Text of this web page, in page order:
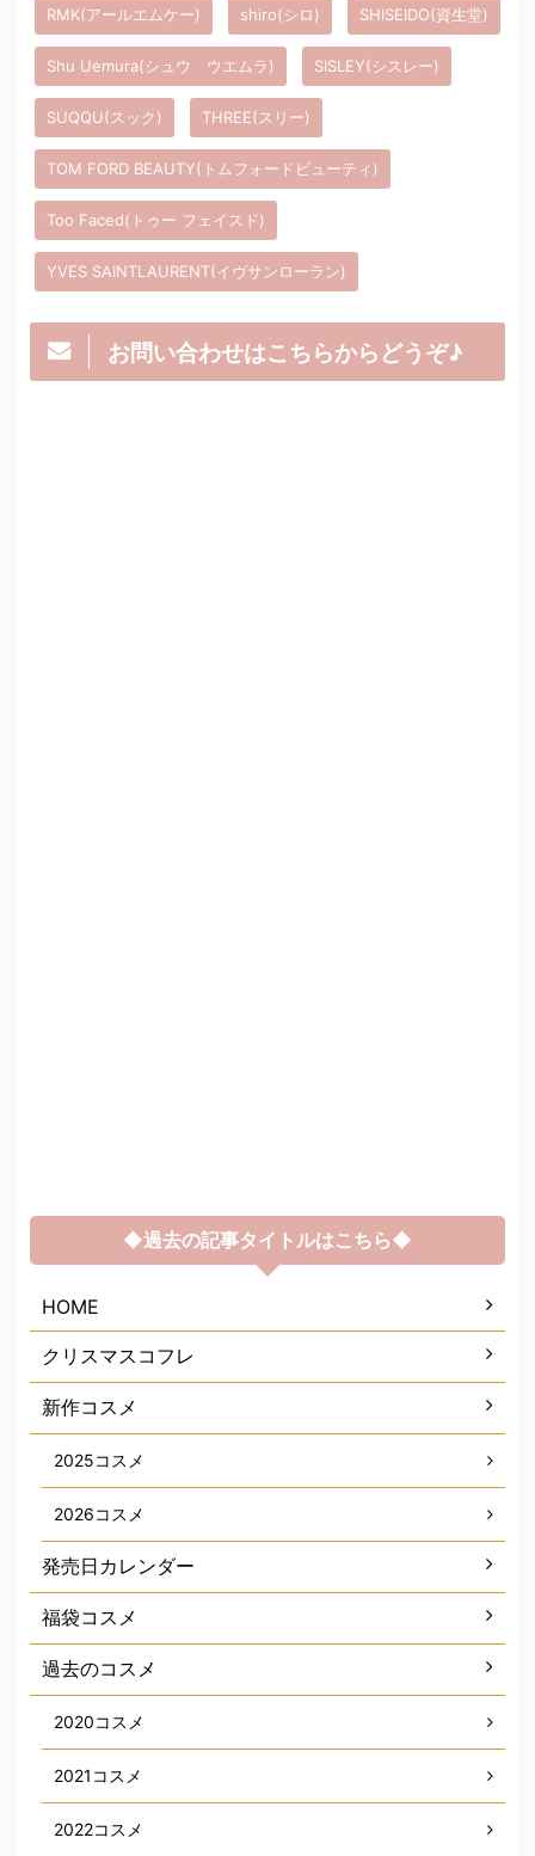
RMK(アールエムケー) shiro(シロ) SHISEIDO(資生堂)
Shu Uemura(シュウ ウエムラ) SISLEY(シスレー)
SUQQU(スック) THREE(スリー)
TOM FORD BEAUTY(トムフォードビューティ)
Too Faced(トゥー フェイスド)
YVES SAINTLAURENT(イヴサンローラン)
お問い合わせはこちらからどうぞ♪
◆過去の記事タイトルはこちら◆
HOME
クリスマスコフレ
新作コスメ
2025コスメ
2026コスメ
発売日カレンダー
福袋コスメ
過去のコスメ
2020コスメ
2021コスメ
2022コスメ